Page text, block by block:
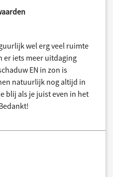
wel erg veel ruimte
er iets meer uitdaging
EN in zon is
natuurlijk nog altijd in
blij als je juist even in het